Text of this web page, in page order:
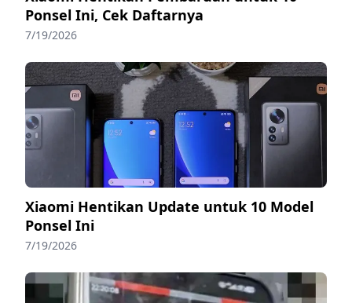
Ponsel Ini, Cek Daftarnya
7/19/2026
Xiaomi Hentikan Update untuk 10 Model
Ponsel Ini
7/19/2026